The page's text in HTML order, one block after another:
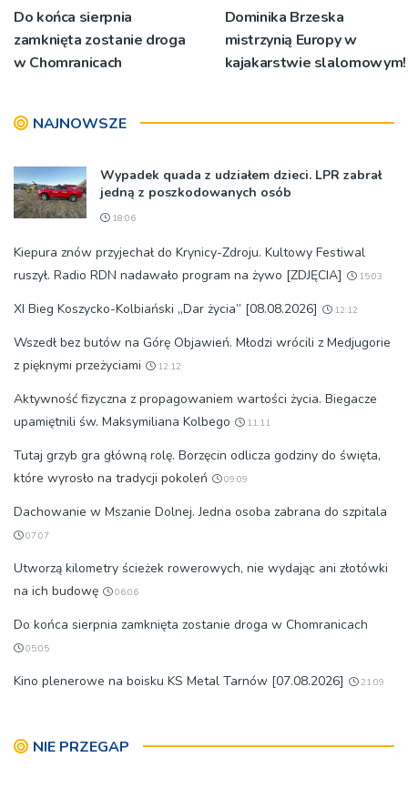
Do końca sierpnia
zamknięta zostanie droga
w Chomranicach
Dominika Brzeska
mistrzynią Europy w
kajakarstwie slalomowym!
NAJNOWSZE
Wypadek quada z udziałem dzieci. LPR zabrał
jedną z poszkodowanych osób
18:06
Kiepura znów przyjechał do Krynicy-Zdroju. Kultowy Festiwal
ruszył. Radio RDN nadawało program na żywo [ZDJĘCIA]
15:03
XI Bieg Koszycko-Kolbiański „Dar życia” [08.08.2026] 12:12
Wszedł bez butów na Górę Objawień. Młodzi wrócili z Medjugorie
z pięknymi przeżyciami
12:12
Aktywność fizyczna z propagowaniem wartości życia. Biegacze
upamiętnili św. Maksymiliana Kolbego
11:11
Tutaj grzyb gra główną rolę. Borzęcin odlicza godziny do święta,
które wyrosło na tradycji pokoleń
09:09
Dachowanie w Mszanie Dolnej. Jedna osoba zabrana do szpitala
07:07
Utworzą kilometry ścieżek rowerowych, nie wydając ani złotówki
na ich budowę
06:06
Do końca sierpnia zamknięta zostanie droga w Chomranicach
05:05
Kino plenerowe na boisku KS Metal Tarnów [07.08.2026] 21:09
NIE PRZEGAP